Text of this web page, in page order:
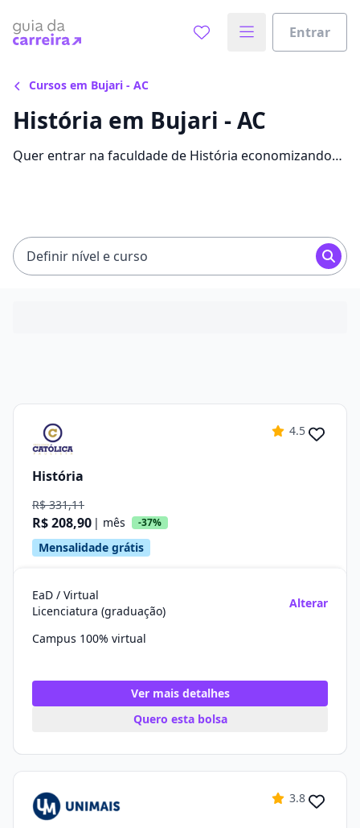
Entrar
Cursos em Bujari - AC
História em Bujari - AC
Quer entrar na faculdade de História economizando
Definir nível e curso
4.5
História
R$ 331,11
R$ 208,90 | mês -37%
Mensalidade grátis
EaD / Virtual
Licenciatura (graduação)
Alterar
Campus 100% virtual
Ver mais detalhes
Quero esta bolsa
3.8